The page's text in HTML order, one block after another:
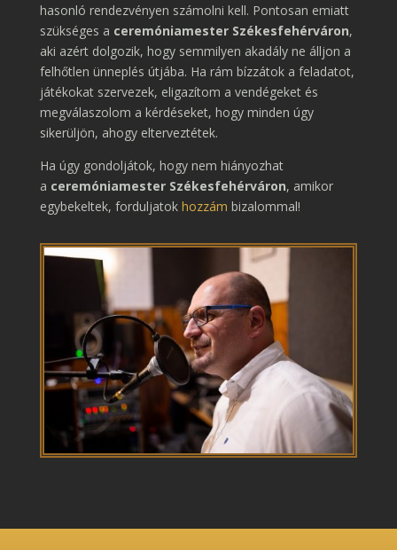
hasonló rendezvényen számolni kell. Pontosan emiatt
szükséges a ceremóniamester Székesfehérváron,
aki azért dolgozik, hogy semmilyen akadály ne álljon a
felhőtlen ünneplés útjába. Ha rám bízzátok a feladatot,
játékokat szervezek, eligazítom a vendégeket és
megválaszolom a kérdéseket, hogy minden úgy
sikerüljön, ahogy elterveztétek.
Ha úgy gondoljátok, hogy nem hiányozhat
a ceremóniamester Székesfehérváron, amikor
egybekeltek, forduljatok hozzám bizalommal!